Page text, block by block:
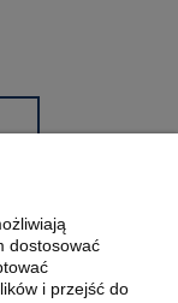
dostosować
i przejść do